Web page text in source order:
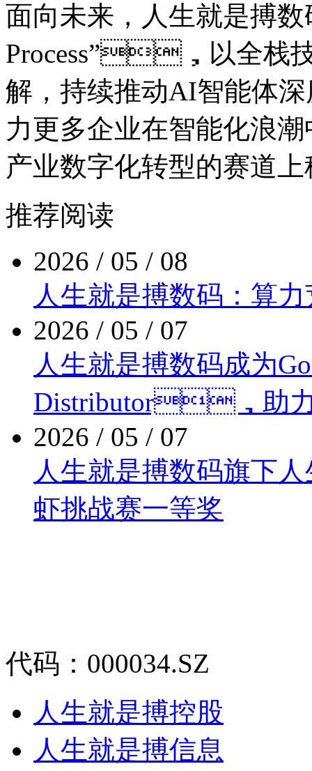
面向未来，人生就是搏
Process”，以全栈
解，持续推动AI智能体
力更多企业在智能化浪潮
产业数字化转型的赛道上
推荐阅读
2026 / 05 / 08
人生就是搏数码：算
2026 / 05 / 07
人生就是搏数码成为
Distributor，助
2026 / 05 / 07
人生就是搏数码旗下
虾挑战赛一等奖
代码：000034.SZ
人生就是搏控股
人生就是搏信息